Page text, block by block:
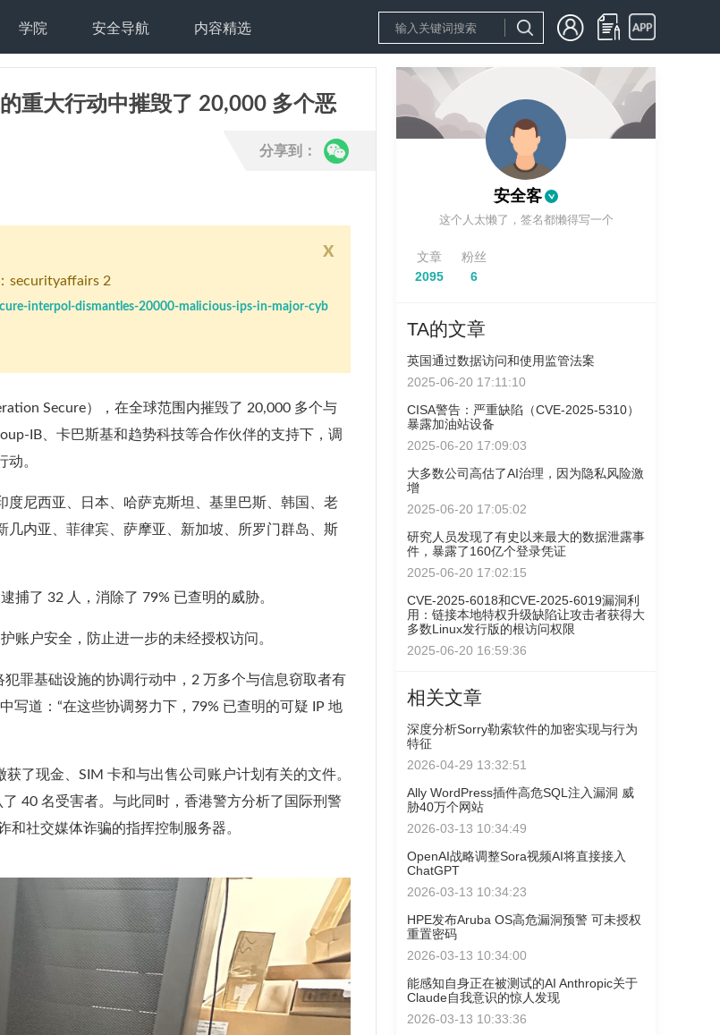
学院 安全导航 内容精选
重大行动中摧毁了 20,000 多个恶
x
securityaffairs 2
interpol-dismantles-20000-malicious-ips-in-major-cyb
Secure），在全球范围内摧毁了 20,000 多个与
IB、卡巴斯基和趋势科技等合作伙伴的支持下，调
。
尼西亚、日本、哈萨克斯坦、基里巴斯、韩国、老
内亚、菲律宾、萨摩亚、新加坡、所罗门群岛、斯
捕了 32 人，消除了 79% 已查明的威胁。
账户安全，防止进一步的未经授权访问。
罪基础设施的协调行动中，2 万多个与信息窃取者有
写道：“在这些协调努力下，79% 已查明的可疑 IP 地
了现金、SIM 卡和与出售公司账户计划有关的文件。
40 名受害者。与此同时，香港警方分析了国际刑警
社交媒体诈骗的指挥控制服务器。
分享到：
安全客
这个人太懒了，签名都懒得写一个
文章
2095
粉丝
6
TA的文章
英国通过数据访问和使用监管法案
2025-06-20 17:11:10
CISA警告：严重缺陷（CVE-2025-5310）
暴露加油站设备
2025-06-20 17:09:03
大多数公司高估了AI治理，因为隐私风险激
增
2025-06-20 17:05:02
研究人员发现了有史以来最大的数据泄露事
件，暴露了160亿个登录凭证
2025-06-20 17:02:15
CVE-2025-6018和CVE-2025-6019漏洞利
用：链接本地特权升级缺陷让攻击者获得大
多数Linux发行版的根访问权限
2025-06-20 16:59:36
相关文章
深度分析Sorry勒索软件的加密实现与行为
特征
2026-04-29 13:32:51
Ally WordPress插件高危SQL注入漏洞 威
胁40万个网站
2026-03-13 10:34:49
OpenAI战略调整Sora视频AI将直接接入
ChatGPT
2026-03-13 10:34:23
HPE发布Aruba OS高危漏洞预警 可未授权
重置密码
2026-03-13 10:34:00
能感知自身正在被测试的AI Anthropic关于
Claude自我意识的惊人发现
2026-03-13 10:33:36